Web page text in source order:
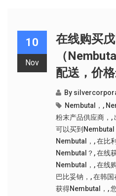
10
Nov
在线购买
（
配送，价
By
Nembutal， ,
粉末产品供应商， ,
可以买到Nembutal
Nembutal， ,在比
Nembutal？ ,在线
Nembutal， ,在线
巴比妥钠， ,在韩国
获得Nembutal， ,